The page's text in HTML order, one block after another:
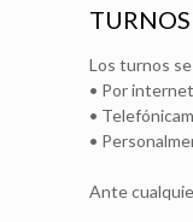
TURNOS
Los turnos
• Por
•
•
Ante